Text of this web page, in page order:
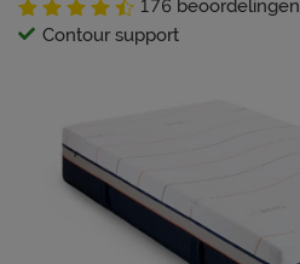
176 beoordelingen
Contour support